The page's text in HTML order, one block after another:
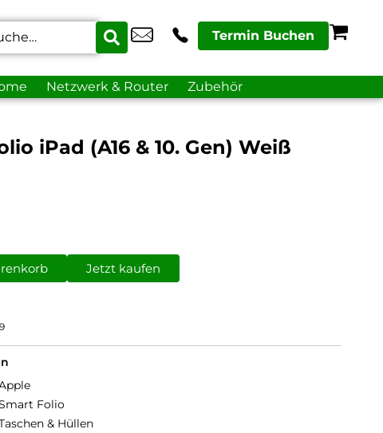
Termin Buchen
Netzwerk & Router Zubehör
iPad (A16 & 10. Gen) Weiß
Jetzt kaufen
Folio
& Hüllen